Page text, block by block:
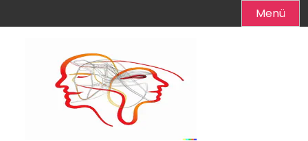
Menü